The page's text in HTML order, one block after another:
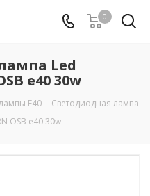
0
Led
e40 30w
Е40 - Светодиодная лампа
OSB e40 30w